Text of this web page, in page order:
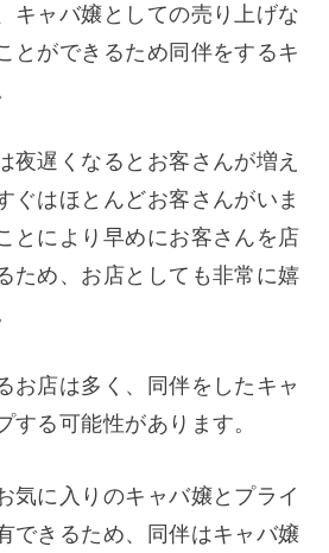
キャバ嬢としての売り上げな
とができるため同伴をするキ
夜遅くなるとお客さんが増え
ぐはほとんどお客さんがいま
とにより早めにお客さんを店
ため、お店としても非常に嬉
お店は多く、同伴をしたキャ
する可能性があります。
気に入りのキャバ嬢とプライ
できるため、同伴はキャバ嬢